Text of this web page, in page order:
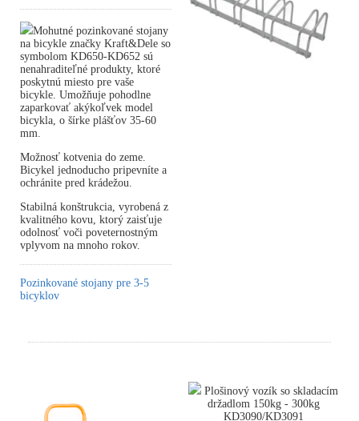
Mohutné pozinkované stojany
na bicykle značky Kraft&Dele so
symbolom KD650-KD652 sú
nenahraditeľné produkty, ktoré
poskytnú miesto pre vaše
bicykle. Umožňuje pohodlne
zaparkovať akýkoľvek model
bicykla, o šírke plášťov 35-60
mm.
Možnosť kotvenia do zeme.
Bicykel jednoducho pripevníte a
ochránite pred krádežou.
Stabilná konštrukcia, vyrobená z
kvalitného kovu, ktorý zaisťuje
odolnosť voči poveternostným
vplyvom na mnoho rokov.
Pozinkované stojany pre 3-5
bicyklov
Plošinový vozík so skladacím
držadlom 150kg - 300kg
KD3090/KD3091